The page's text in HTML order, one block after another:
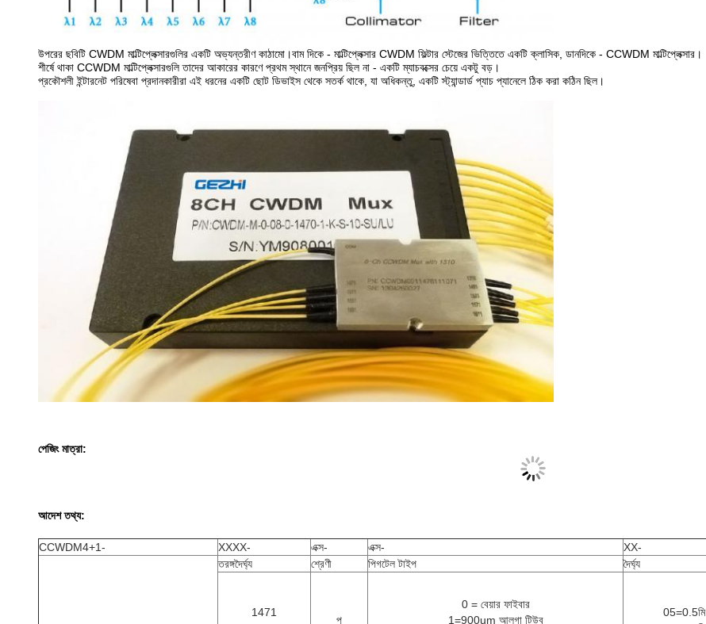
উপরের ছবিটি CWDM মাল্টিপ্লেক্সারগুলির একটি অভ্যন্তরীণ কাঠামো।বাম দিকে - মাল্টিপ্লেক্সার CWDM ফিল্টার স্টেজের ভিত্তিতে একটি ক্লাসিক, ডানদিকে - CCWDM মাল্টিপ্লেক্সার।
শীর্ষে থাকা CCWDM মাল্টিপ্লেক্সারগুলি তাদের আকারের কারণে প্রথম স্থানে জনপ্রিয় ছিল না - একটি ম্যাচবক্সের চেয়ে একটু বড়।
প্রকৌশলী ইন্টারনেট পরিষেবা প্রদানকারীরা এই ধরনের একটি ছোট ডিভাইস থেকে সতর্ক থাকে, যা অধিকন্তু, একটি স্ট্যান্ডার্ড প্যাচ প্যানেলে ঠিক করা কঠিন ছিল।
পেজিং মাত্রা:
আদেশ তথ্য:
CCWDM4+1- XXXX- এক্স- এক্স- XX-
তরঙ্গদৈর্ঘ্য
শ্রেণী পিগটেল টাইপ দৈর্ঘ্য
1471
পৃ
0 = বেয়ার ফাইবার
1=900um আলগা টিউব
05=0.5মি